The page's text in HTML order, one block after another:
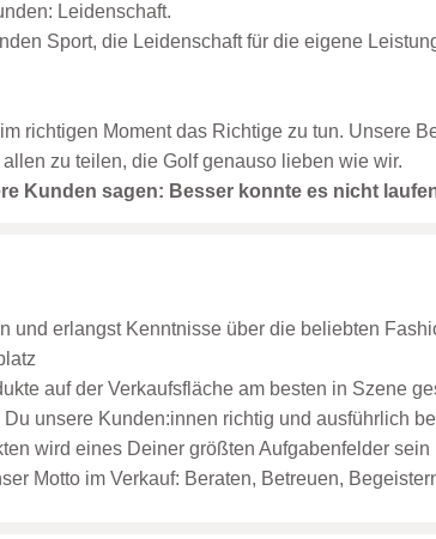
Leidenschaft.
Sport, die Leidenschaft für die eigene
richtigen Moment das Richtige zu tun. Unsere
zu teilen, die Golf genauso lieben wie wir.
Kunden sagen: Besser konnte es nicht
und erlangst Kenntnisse über die beliebten
auf der Verkaufsfläche am besten in Szene
unsere Kunden:innen richtig und ausführlich
wird eines Deiner größten Aufgabenfelder sein
Motto im Verkauf: Beraten, Betreuen,